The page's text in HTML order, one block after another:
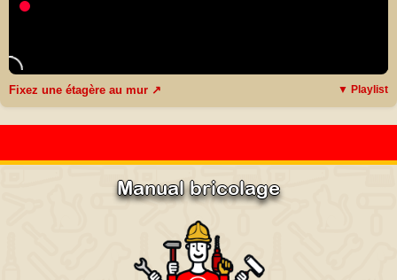
Fixez une étagère au mur ↗ ▼ Playlist
Manual bricolage